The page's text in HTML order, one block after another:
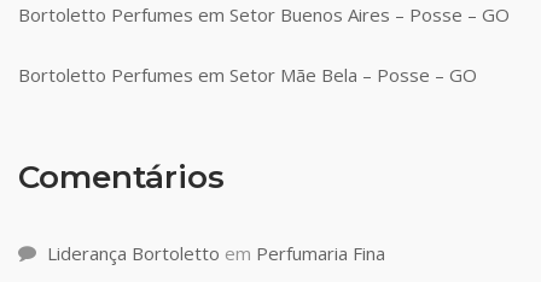
Bortoletto Perfumes em Setor Buenos Aires – Posse – GO
Bortoletto Perfumes em Setor Mãe Bela – Posse – GO
Comentários
Liderança Bortoletto em Perfumaria Fina